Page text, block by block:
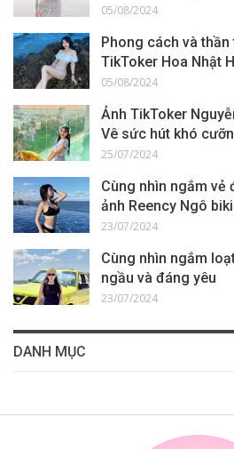
05/08/2024
Phong cách và
TikToker Hoa Nhật
05/08/2024
Ảnh TikToker
Vê sức hút khó
25/07/2024
Cùng nhìn ngắm vẻ
ảnh Reency Ngô
23/07/2024
Cùng nhìn ngắm
ngầu và đáng yêu
23/07/2024
DANH MỤC